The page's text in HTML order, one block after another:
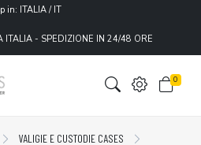
in: ITALIA / IT
- SPEDIZIONE IN 24/48 ORE
0
VALIGIE E CUSTODIE CASES